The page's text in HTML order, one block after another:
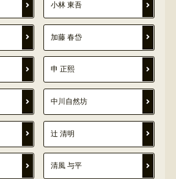
小林 東吾
加藤 春岱
申 正熙
中川自然坊
辻 清明
清風 与平